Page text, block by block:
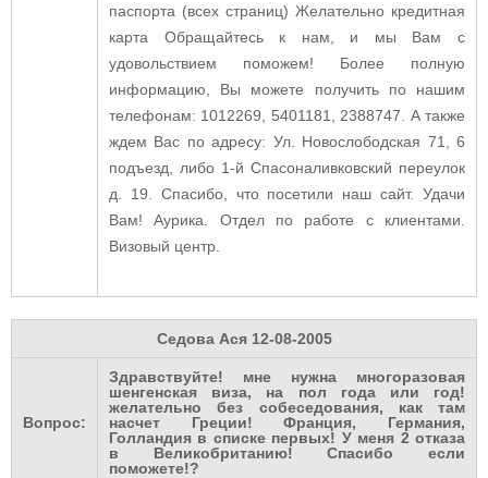
паспорта (всех страниц) Желательно кредитная
карта Обращайтесь к нам, и мы Вам с
удовольствием поможем! Более полную
информацию, Вы можете получить по нашим
телефонам: 1012269, 5401181, 2388747. А также
ждем Вас по адресу: Ул. Новослободская 71, 6
подъезд, либо 1-й Спасоналивковский переулок
д. 19. Спасибо, что посетили наш сайт. Удачи
Вам! Аурика. Отдел по работе с клиентами.
Визовый центр.
Седова Ася 12-08-2005
Вопрос:
Здравствуйте! мне нужна многоразовая
шенгенская виза, на пол года или год!
желательно без собеседования, как там
насчет Греции! Франция, Германия,
Голландия в списке первых! У меня 2 отказа
в Великобританию! Спасибо если
поможете!?